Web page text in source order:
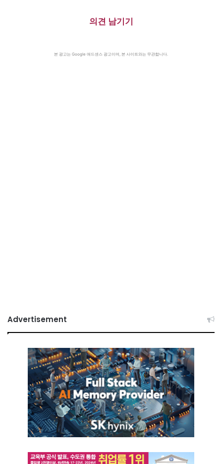
의견 남기기
본 광고는 Google 애드센스 광고이며, 본 사이트와는 무관합니다.
Advertisement